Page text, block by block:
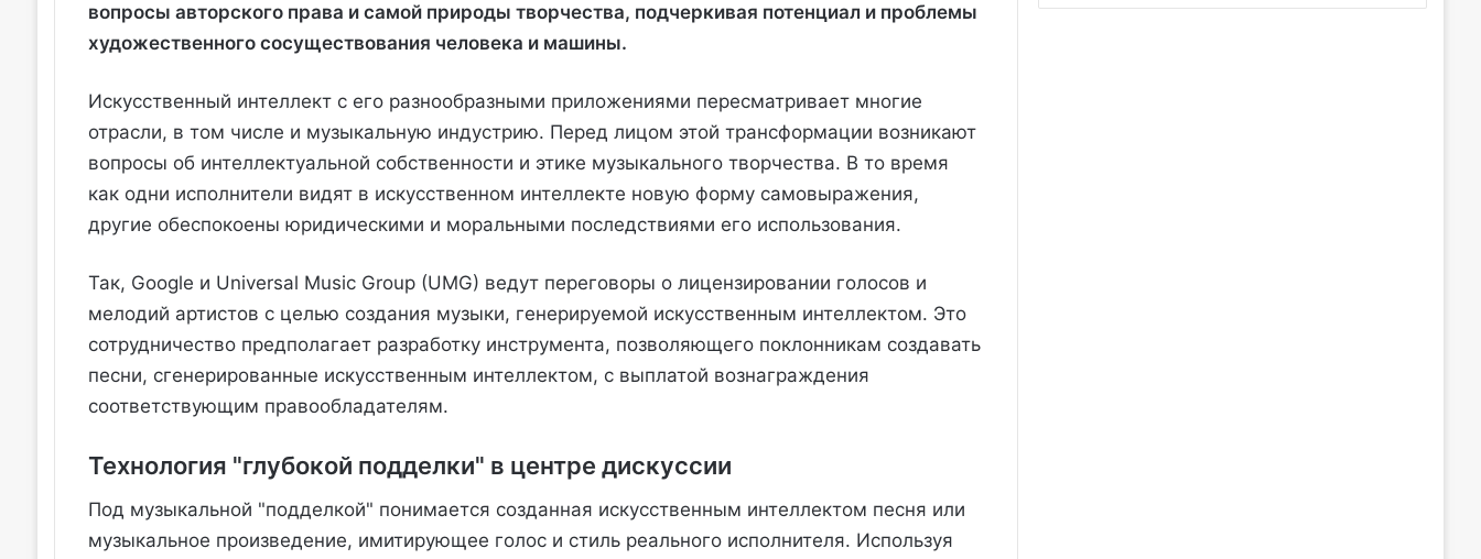
вопросы авторского права и самой природы творчества, подчеркивая потенциал и проблемы
художественного сосуществования человека и машины.
Искусственный интеллект с его разнообразными приложениями пересматривает многие
отрасли, в том числе и музыкальную индустрию. Перед лицом этой трансформации возникают
вопросы об интеллектуальной собственности и этике музыкального творчества. В то время
как одни исполнители видят в искусственном интеллекте новую форму самовыражения,
другие обеспокоены юридическими и моральными последствиями его использования.
Так, Google и Universal Music Group (UMG) ведут переговоры о лицензировании голосов и
мелодий артистов с целью создания музыки, генерируемой искусственным интеллектом. Это
сотрудничество предполагает разработку инструмента, позволяющего поклонникам создавать
песни, сгенерированные искусственным интеллектом, с выплатой вознаграждения
соответствующим правообладателям.
Технология "глубокой подделки" в центре дискуссии
Под музыкальной "подделкой" понимается созданная искусственным интеллектом песня или
музыкальное произведение, имитирующее голос и стиль реального исполнителя. Используя